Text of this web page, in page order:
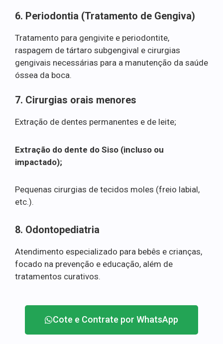
6. Periodontia (Tratamento de Gengiva)
Tratamento para gengivite e periodontite,
raspagem de tártaro subgengival e cirurgias
gengivais necessárias para a manutenção da saúde
óssea da boca.
7. Cirurgias orais menores
Extração de dentes permanentes e de leite;
Extração do dente do Siso (incluso ou
impactado);
Pequenas cirurgias de tecidos moles (freio labial,
etc.).
8. Odontopediatria
Atendimento especializado para bebês e crianças,
focado na prevenção e educação, além de
tratamentos curativos.
Cote e Contrate por WhatsApp